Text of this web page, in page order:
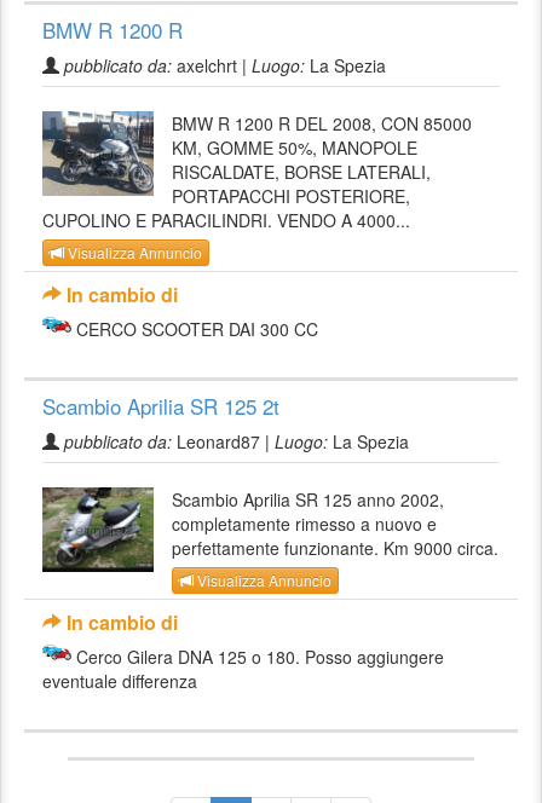
BMW R 1200 R
pubblicato da: axelchrt | Luogo: La Spezia
BMW R 1200 R DEL 2008, CON 85000
KM, GOMME 50%, MANOPOLE
RISCALDATE, BORSE LATERALI,
PORTAPACCHI POSTERIORE,
CUPOLINO E PARACILINDRI. VENDO A 4000...
Visualizza Annuncio
In cambio di
CERCO SCOOTER DAI 300 CC
Scambio Aprilia SR 125 2t
pubblicato da: Leonard87 | Luogo: La Spezia
Scambio Aprilia SR 125 anno 2002,
completamente rimesso a nuovo e
perfettamente funzionante. Km 9000 circa.
Visualizza Annuncio
In cambio di
Cerco Gilera DNA 125 o 180. Posso aggiungere
eventuale differenza